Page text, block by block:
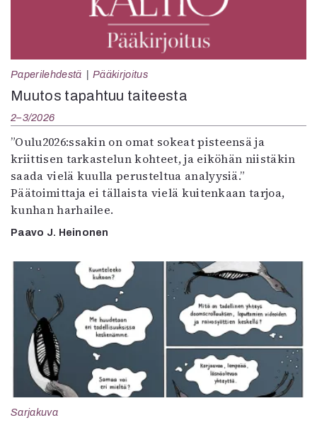
Paperilehdestä Pääkirjoitus
Muutos tapahtuu taiteesta
2–3/2026
”Oulu2026:ssakin on omat sokeat pisteensä ja
kriittisen tarkastelun kohteet, ja eiköhän niistäkin
saada vielä kuulla perusteltua analyysiä.”
Päätoimittaja ei tällaista vielä kuitenkaan tarjoa,
kunhan harhailee.
Paavo J. Heinonen
Sarjakuva